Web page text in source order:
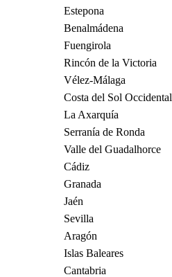
Estepona
Benalmádena
Fuengirola
Rincón de la Victoria
Vélez-Málaga
Costa del Sol Occidental
La Axarquía
Serranía de Ronda
Valle del Guadalhorce
Cádiz
Granada
Jaén
Sevilla
Aragón
Islas Baleares
Cantabria